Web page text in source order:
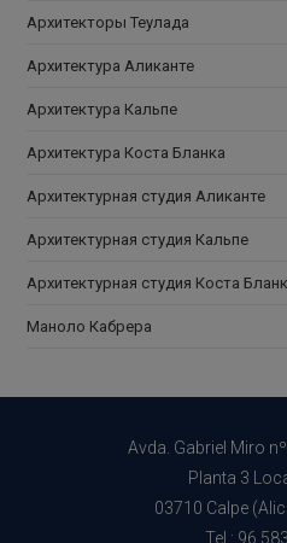
Архитекторы Теулада
Архитектура Аликанте
Архитектура Кальпе
Архитектура Коста Бланка
Архитектурная студия Аликанте
Архитектурная студия Кальпе
Архитектурная студия Коста
Маноло Кабрера
Avda. Gabriel Miro
Planta 3
03710 Calpe
Tel.: